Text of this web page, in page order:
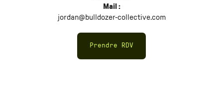
Mail :
jordan@bulldozer-collective.com
Prendre RDV